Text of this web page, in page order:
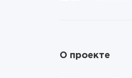
О проекте